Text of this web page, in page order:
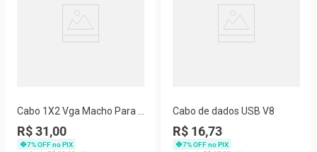
Cabo 1X2 Vga Macho Para 2
Vga Femea
R$ 31,00
7% OFF no PIX
Cabo de dados USB V8
R$ 16,73
7% OFF no PIX